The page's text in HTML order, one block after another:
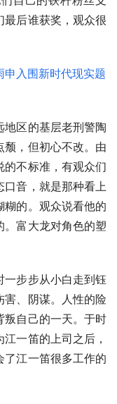
最后谁获奖，观众很
地区的基层老刑警陶
颓，但初心不改。由
的不标准，有观众们
口音，就是那种看上
糊的。观众说看他的
。富大龙对角色的塑
一步步从小白走到钰
害、阴谋。人性的险
叛自己的一天。于时
一笛的上司之后，
了江一笛很多工作的